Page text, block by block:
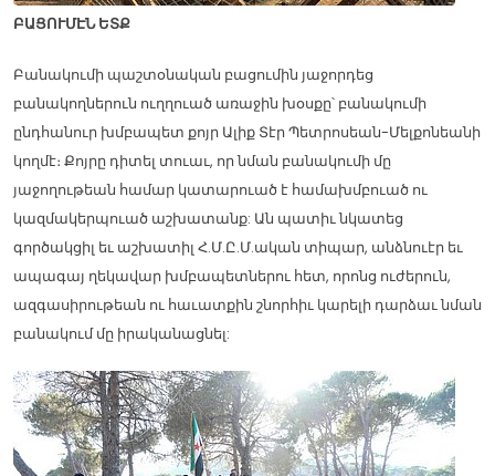
ԲԱՑՈՒՄԷՆ ԵՏՔ
Բանակումի պաշտօնական բացումին յաջորդեց
բանակողներուն ուղղուած առաջին խօսքը՝ բանակումի
ընդհանուր խմբապետ քոյր Ալիք Տէր Պետրոսեան-Մելքոնեանի
կողմէ։ Քոյրը դիտել տուաւ, որ նման բանակումի մը
յաջողութեան համար կատարուած է համախմբուած ու
կազմակերպուած աշխատանք: Ան պատիւ նկատեց
գործակցիլ եւ աշխատիլ Հ.Մ.Ը.Մ.ական տիպար, անձնուէր եւ
ապագայ ղեկավար խմբապետներու հետ, որոնց ուժերուն,
ազգասիրութեան ու հաւատքին շնորհիւ կարելի դարձաւ նման
բանակում մը իրականացնել: